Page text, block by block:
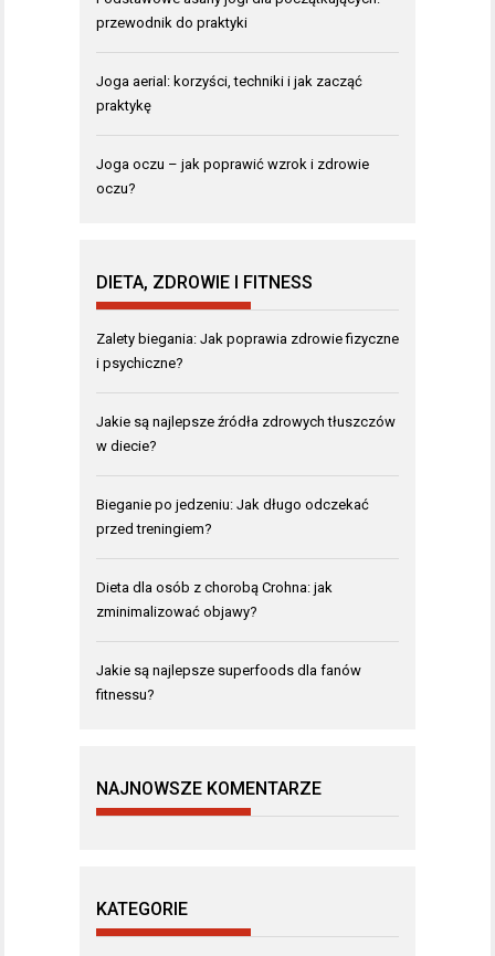
przewodnik do praktyki
Joga aerial: korzyści, techniki i jak zacząć
praktykę
Joga oczu – jak poprawić wzrok i zdrowie
oczu?
DIETA, ZDROWIE I FITNESS
Zalety biegania: Jak poprawia zdrowie fizyczne
i psychiczne?
Jakie są najlepsze źródła zdrowych tłuszczów
w diecie?
Bieganie po jedzeniu: Jak długo odczekać
przed treningiem?
Dieta dla osób z chorobą Crohna: jak
zminimalizować objawy?
Jakie są najlepsze superfoods dla fanów
fitnessu?
NAJNOWSZE KOMENTARZE
KATEGORIE